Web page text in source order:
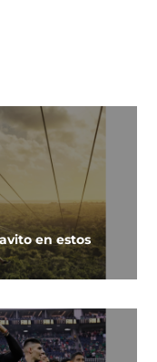
en estos